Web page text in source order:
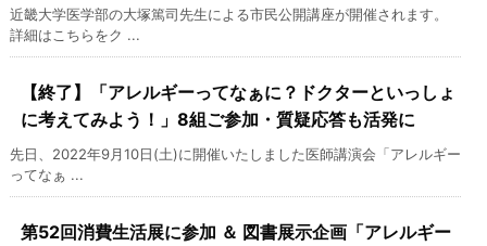
近畿大学医学部の大塚篤司先生による市民公開講座が開催されます。
詳細はこちらをク ...
【終了】「アレルギーってなぁに？ドクターといっしょ
に考えてみよう！」8組ご参加・質疑応答も活発に
先日、2022年9月10日(土)に開催いたしました医師講演会「アレルギー
ってなぁ ...
第52回消費生活展に参加 ＆ 図書展示企画「アレルギー